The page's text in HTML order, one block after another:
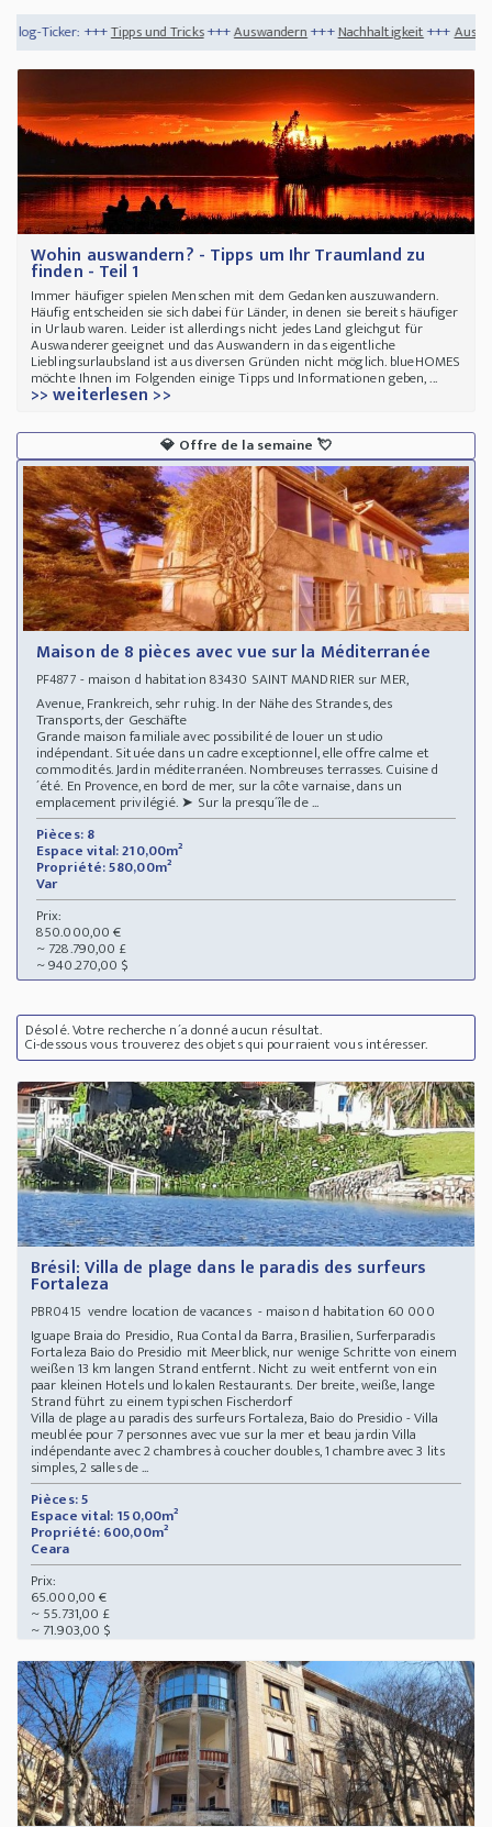
und Tricks +++Auswandern+++Nachhaltigkeit+++Auswandern nach
Wohin auswandern? - Tipps um Ihr Traumland zu
finden - Teil 1
Immer häufiger spielen Menschen mit dem Gedanken auszuwandern.
Häufig entscheiden sie sich dabei für Länder, in denen sie bereits häufiger
in Urlaub waren. Leider ist allerdings nicht jedes Land gleichgut für
Auswanderer geeignet und das Auswandern in das eigentliche
Lieblingsurlaubsland ist aus diversen Gründen nicht möglich. blueHOMES
möchte Ihnen im Folgenden einige Tipps und Informationen geben, ...
>> weiterlesen >>
💎 Offre de la semaine 💘
Maison de 8 pièces avec vue sur la Méditerranée
PF4877 - maison d habitation 83430 SAINT MANDRIER sur MER,
Avenue, Frankreich, sehr ruhig. In der Nähe des Strandes, des
Transports, der Geschäfte
Grande maison familiale avec possibilité de louer un studio
indépendant. Située dans un cadre exceptionnel, elle offre calme et
commodités. Jardin méditerranéen. Nombreuses terrasses. Cuisine d
´été. En Provence, en bord de mer, sur la côte varnaise, dans un
emplacement privilégié. ➤ Sur la presqu´île de ...
Pièces: 8
Espace vital: 210,00m²
Propriété: 580,00m²
Var
Prix:
850.000,00 €
~ 728.790,00 £
~ 940.270,00 $
Désolé. Votre recherche n´a donné aucun résultat.
Ci-dessous vous trouverez des objets qui pourraient vous intéresser.
Brésil: Villa de plage dans le paradis des surfeurs
Fortaleza
PBR0415 vendre location de vacances - maison d habitation 60 000
Iguape Braia do Presidio, Rua Contal da Barra, Brasilien, Surferparadis
Fortaleza Baio do Presidio mit Meerblick, nur wenige Schritte von einem
weißen 13 km langen Strand entfernt. Nicht zu weit entfernt von ein
paar kleinen Hotels und lokalen Restaurants. Der breite, weiße, lange
Strand führt zu einem typischen Fischerdorf
Villa de plage au paradis des surfeurs Fortaleza, Baio do Presidio - Villa
meublée pour 7 personnes avec vue sur la mer et beau jardin Villa
indépendante avec 2 chambres à coucher doubles, 1 chambre avec 3 lits
simples, 2 salles de ...
Pièces: 5
Espace vital: 150,00m²
Propriété: 600,00m²
Ceara
Prix:
65.000,00 €
~ 55.731,00 £
~ 71.903,00 $